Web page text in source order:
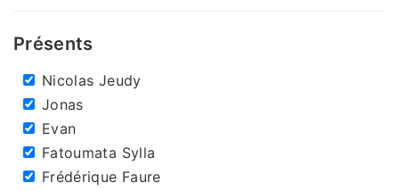
Présents
Nicolas Jeudy
Jonas
Evan
Fatoumata Sylla
Frédérique Faure